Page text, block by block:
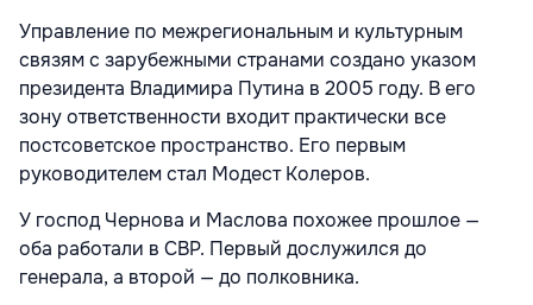
Управление по межрегиональным и культурным
связям с зарубежными странами создано указом
президента Владимира Путина в 2005 году. В его
зону ответственности входит практически все
постсоветское пространство. Его первым
руководителем стал Модест Колеров.
У господ Чернова и Маслова похожее прошлое —
оба работали в СВР. Первый дослужился до
генерала, а второй — до полковника.